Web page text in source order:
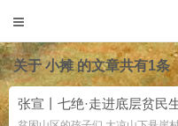
关于小摊的文章共有1条